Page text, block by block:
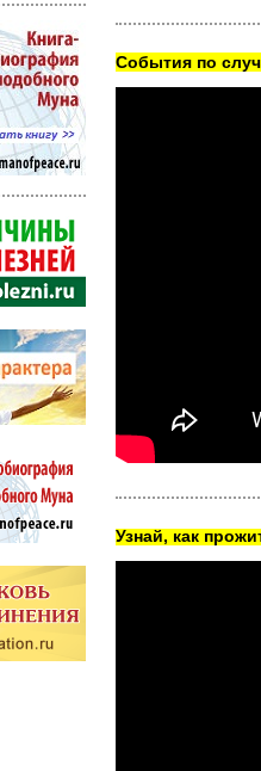
Cобытия по
Узнай, как